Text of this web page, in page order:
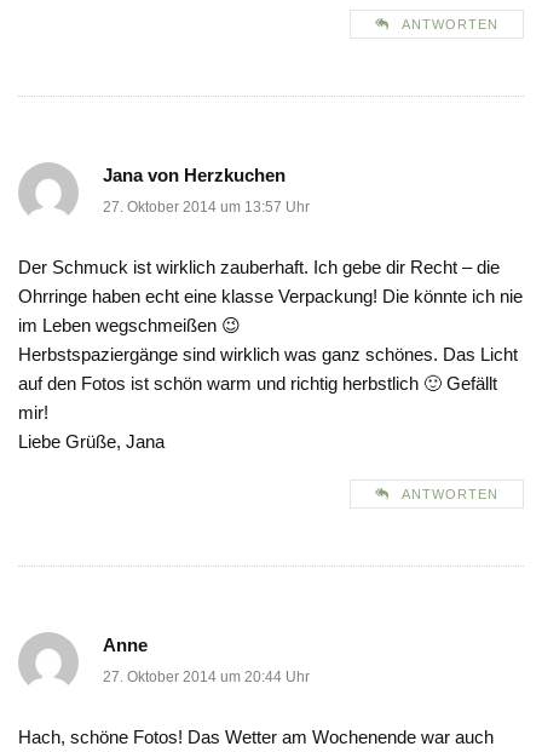
ANTWORTEN
Jana von Herzkuchen
27. Oktober 2014 um 13:57 Uhr
Der Schmuck ist wirklich zauberhaft. Ich gebe dir Recht – die
Ohrringe haben echt eine klasse Verpackung! Die könnte ich nie
im Leben wegschmeißen 😉
Herbstspaziergänge sind wirklich was ganz schönes. Das Licht
auf den Fotos ist schön warm und richtig herbstlich 🙂 Gefällt
mir!
Liebe Grüße, Jana
ANTWORTEN
Anne
27. Oktober 2014 um 20:44 Uhr
Hach, schöne Fotos! Das Wetter am Wochenende war auch